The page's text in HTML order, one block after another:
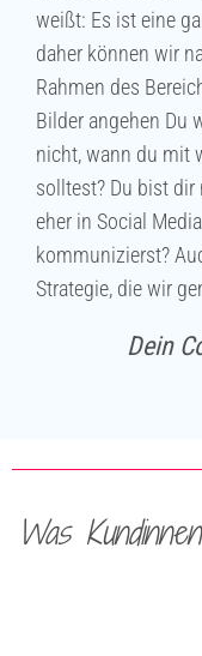
weißt: Es ist eine
daher können wir
Rahmen des
Bilder angehen Du
nicht, wann du mit
solltest? Du bist dir
eher in Social
kommunizierst?
Strategie, die wir
Dein
Was